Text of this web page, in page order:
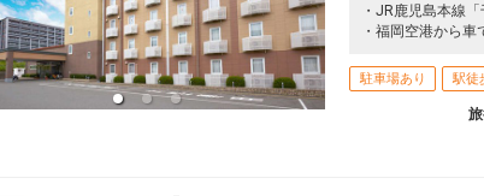
・JR鹿児島本線
・福岡空港から車
駐車場あり 駅徒